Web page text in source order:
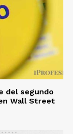
del segundo
Wall Street